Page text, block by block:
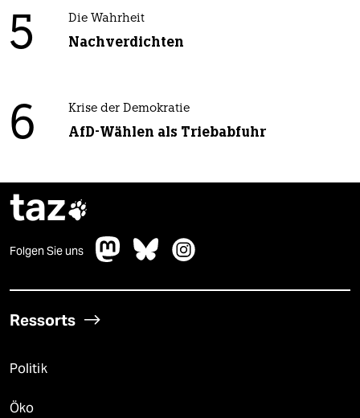
5 Die Wahrheit
Nachverdichten
6 Krise der Demokratie
AfD-Wählen als Triebabfuhr
taz
Folgen Sie uns
Ressorts
Politik
Öko